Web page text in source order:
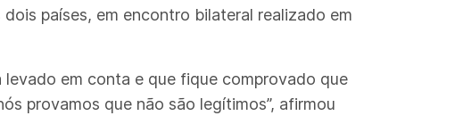
países, em encontro bilateral realizado em
levado em conta e que fique comprovado que
provamos que não são legítimos”, afirmou